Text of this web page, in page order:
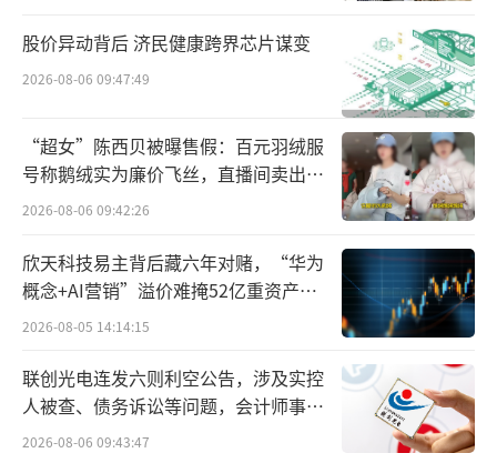
股价异动背后 济民健康跨界芯片谋变
2026-08-06 09:47:49
“超女”陈西贝被曝售假：百元羽绒服
号称鹅绒实为廉价飞丝，直播间卖出超
百万元
2026-08-06 09:42:26
欣天科技易主背后藏六年对赌，“华为
概念+AI营销”溢价难掩52亿重资产考
验
2026-08-05 14:14:15
联创光电连发六则利空公告，涉及实控
人被查、债务诉讼等问题，会计师事务
所曾出具“保留意见”
2026-08-06 09:43:47